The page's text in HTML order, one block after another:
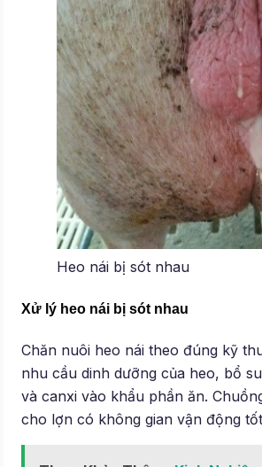
Heo nái bị sót nhau
Xử lý heo nái bị sót nhau
Chăn nuôi heo nái theo đúng kỹ
nhu cầu dinh dưỡng của heo, bổ
và canxi vào khẩu phần ăn.
cho lợn có không gian vận động